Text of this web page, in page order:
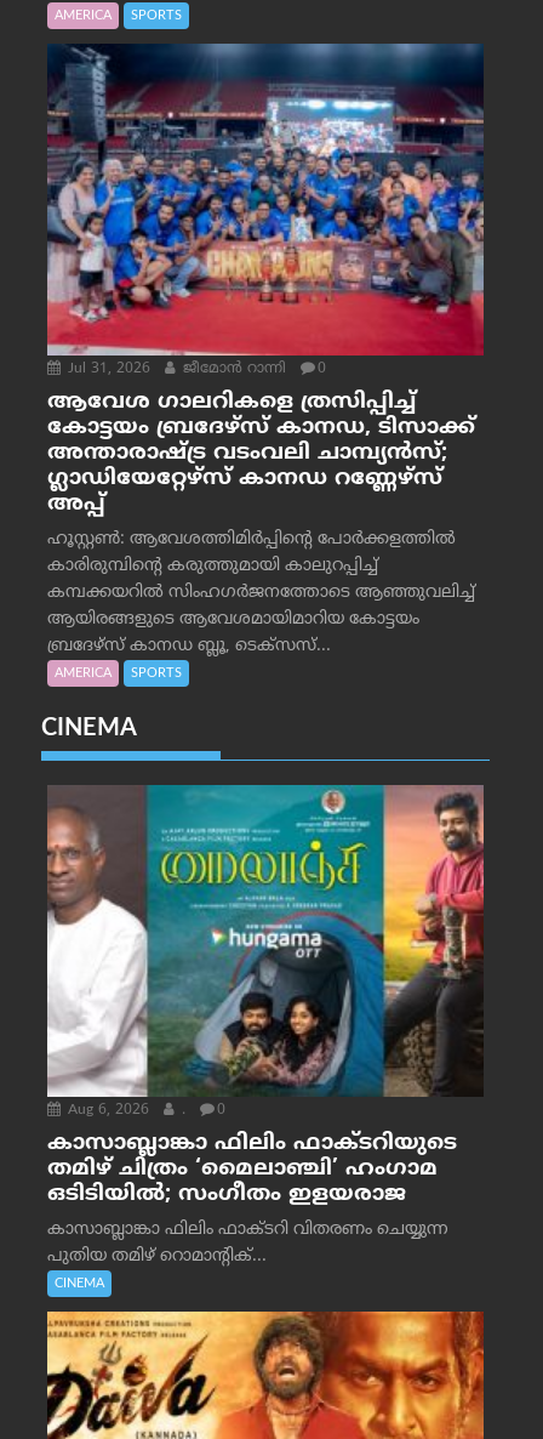
AMERICA SPORTS
Jul 31, 2026 ജീമോന്‍ റാന്നി 0
ആവേശ ഗാലറികളെ ത്രസിപ്പിച്ച്
കോട്ടയം ബ്രദേഴ്‌സ് കാനഡ, ടിസാക്ക്
അന്താരാഷ്ട്ര വടംവലി ചാമ്പ്യന്‍സ്;
ഗ്ലാഡിയേറ്റേഴ്‌സ് കാനഡ റണ്ണേഴ്‌സ്
അപ്പ്
ഹൂസ്റ്റണ്‍: ആവേശത്തിമിര്‍പ്പിന്റെ പോര്‍ക്കളത്തില്‍
കാരിരുമ്പിന്റെ കരുത്തുമായി കാലുറപ്പിച്ച്
കമ്പക്കയറില്‍ സിംഹഗര്‍ജനത്തോടെ ആഞ്ഞുവലിച്ച്
ആയിരങ്ങളുടെ ആവേശമായിമാറിയ കോട്ടയം
ബ്രദേഴ്‌സ് കാനഡ ബ്ലൂ, ടെക്‌സസ്...
AMERICA SPORTS
CINEMA
Aug 6, 2026 . 0
കാസാബ്ലാങ്കാ ഫിലിം ഫാക്ടറിയുടെ
തമിഴ് ചിത്രം ‘മൈലാഞ്ചി’ ഹംഗാമ
ഒടിടിയിൽ; സംഗീതം ഇളയരാജ
കാസാബ്ലാങ്കാ ഫിലിം ഫാക്ടറി വിതരണം ചെയ്യുന്ന
പുതിയ തമിഴ് റൊമാന്റിക്...
CINEMA